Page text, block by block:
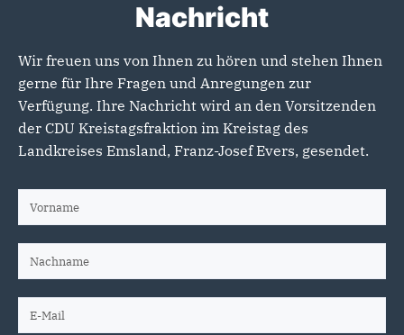
Nachricht
Wir freuen uns von Ihnen zu hören und stehen Ihnen
gerne für Ihre Fragen und Anregungen zur
Verfügung. Ihre Nachricht wird an den Vorsitzenden
der CDU Kreistagsfraktion im Kreistag des
Landkreises Emsland, Franz-Josef Evers, gesendet.